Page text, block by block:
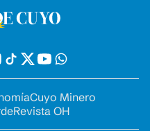
Cuyo Minero
Revista OH